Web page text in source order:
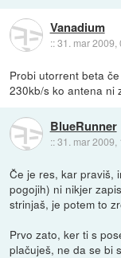
Vanadium
::31. mar 2009,
Probi utorrent beta
230kb/s ko antena ni
BlueRunner
::31. mar 2009,
Če je res, kar praviš,
pogojih) ni nikjer
strinjaš, je potem to
Prvo zato, ker ti s
plačuješ, ne da se bi